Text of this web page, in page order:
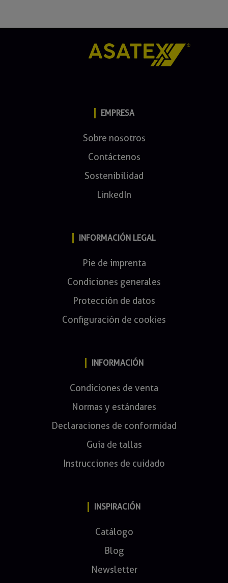
EMPRESA
Sobre nosotros
Contáctenos
Sostenibilidad
LinkedIn
INFORMACIÓN LEGAL
Pie de imprenta
Condiciones generales
Protección de datos
Configuración de cookies
INFORMACIÓN
Condiciones de venta
Normas y estándares
Declaraciones de conformidad
Guía de tallas
Instrucciones de cuidado
INSPIRACIÓN
Catálogo
Blog
Newsletter